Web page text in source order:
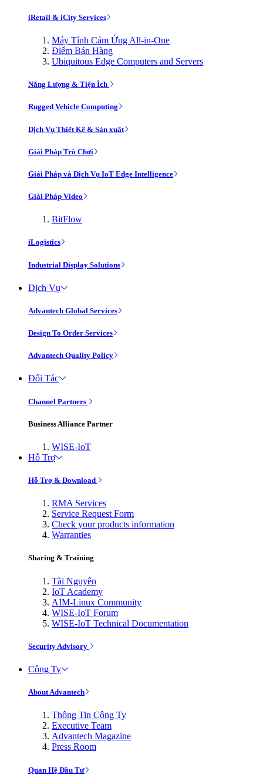
iRetail & iCity Services
Máy Tính Cảm Ứng All-in-One
Điểm Bán Hàng
Ubiquitous Edge Computers and Servers
Năng Lượng & Tiện Ích
Rugged Vehicle Computing
Dịch Vụ Thiết Kế & Sản xuất
Giải Pháp Trò Chơi
Giải Pháp và Dịch Vụ IoT Edge Intelligence
Giải Pháp Video
BitFlow
iLogistics
Industrial Display Solutions
Dịch Vụ
Advantech Global Services
Design To Order Services
Advantech Quality Policy
Đối Tác
Channel Partners
Business Alliance Partner
WISE-IoT
Hỗ Trợ
Hỗ Trợ & Download
RMA Services
Service Request Form
Check your products information
Warranties
Sharing & Training
Tài Nguyên
IoT Academy
AIM-Linux Community
WISE-IoT Forum
WISE-IoT Technical Documentation
Security Advisory
Công Ty
About Advantech
Thông Tin Công Ty
Executive Team
Advantech Magazine
Press Room
Quan Hệ Đầu Tư